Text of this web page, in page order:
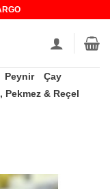
Peynir
Çay
Pekmez & Reçel